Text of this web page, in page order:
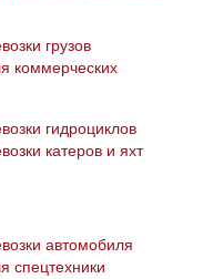
грузов
коммерческих
гидроциклов
катеров и яхт
автомобиля